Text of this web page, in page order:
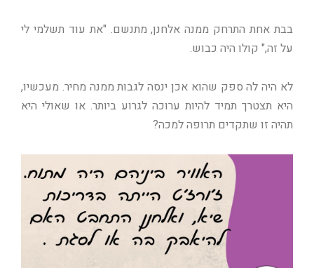
בבת אחת התרחק ממנה אלחנן, מתנשם. "את עוד תשלמי לי
על זה," קולו היה כבוש.
לא היה לה ספק שהוא אכן ינסה לגבות ממנה מחיר. מעכשיו,
היא תצטרך תמיד להיות ערוכה לגרוע ביותר. או שאולי היא
תהיה זו שתקדים תרופה למכה?